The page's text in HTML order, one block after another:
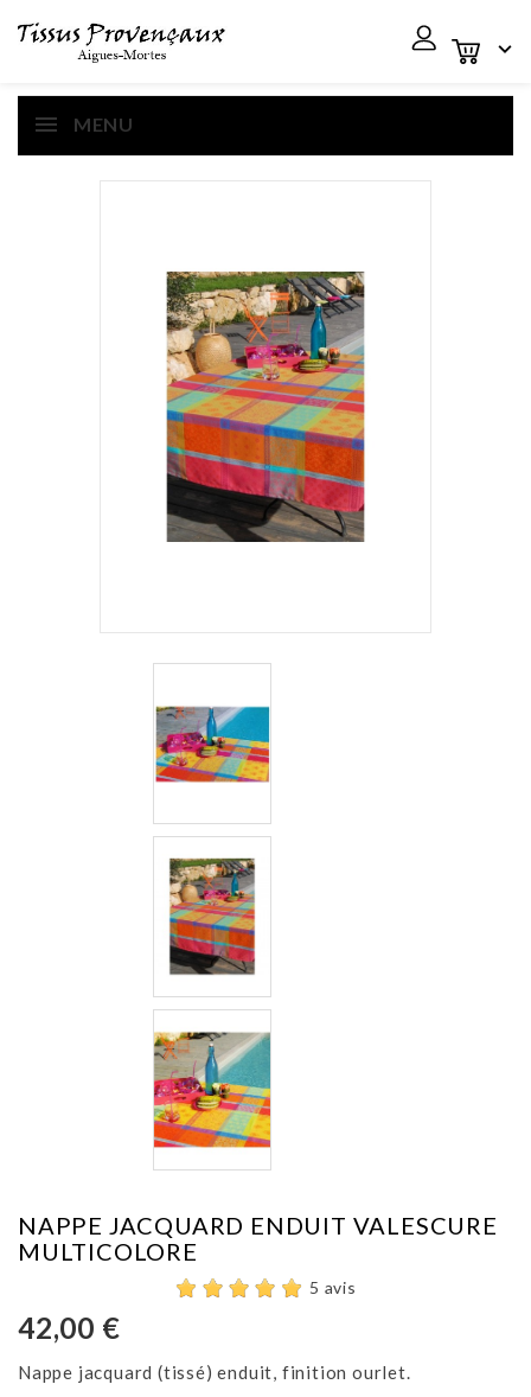

MENU
NAPPE JACQUARD ENDUIT VALESCURE
MULTICOLORE
5 avis
42,00 €
Nappe jacquard (tissé) enduit, finition ourlet.